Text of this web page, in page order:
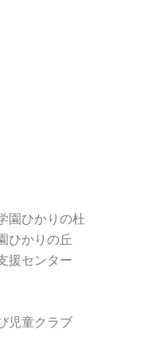
園ひかりの杜
ひかりの丘
援センター
児童クラブ